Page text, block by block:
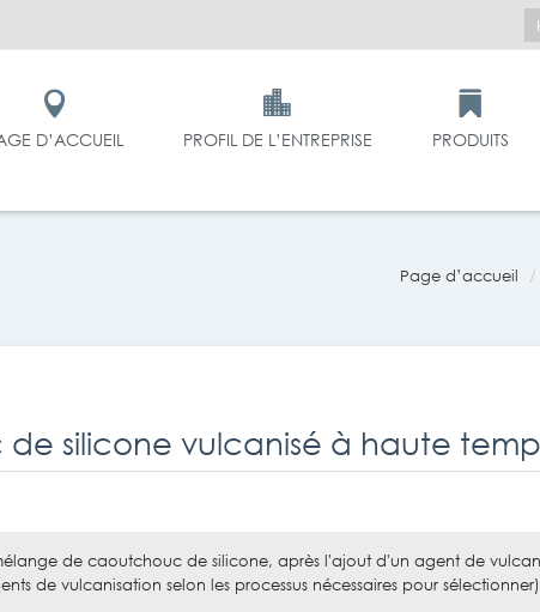
D’ACCUEIL PROFIL DE L’ENTREPRISE PRODUITS
Page d’accueil
de caoutchouc de silicone, après l'ajout d'un agent de
de vulcanisation selon les processus nécessaires pour sélectionner)